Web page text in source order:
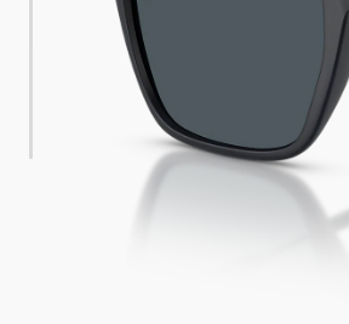
Spedizione sicura e